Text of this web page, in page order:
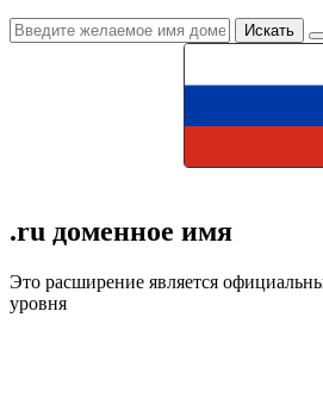
.ru доменное имя
Это расширение является
уровня